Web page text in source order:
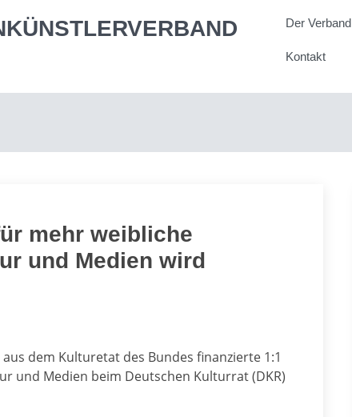
Der Verband
Kontakt
mehr weibliche
und Medien wird
dem Kulturetat des Bundes finanzierte 1:1
und Medien beim Deutschen Kulturrat (DKR)